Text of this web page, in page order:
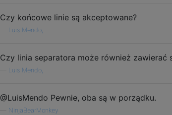
Czy końcowe linie są akceptowane?
Luis Mendo,
Czy linia separatora może również zawierać
Luis Mendo,
@LuisMendo Pewnie, oba są w porządku.
NinjaBearMonkey